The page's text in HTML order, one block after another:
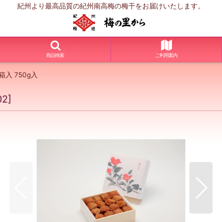
紀州より最高品質の紀州南高梅の梅干をお届けいたします。
商品検索 ご利用案内
入 750g入
]